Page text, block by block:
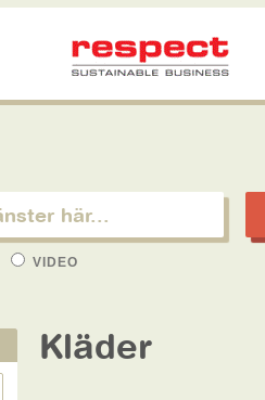
VIDEO
Kläder